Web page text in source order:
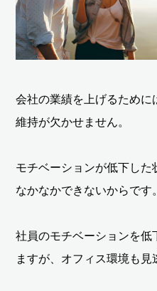
会社の業績を上げるため
維持が欠かせません。
モチベーションが低下し
なかなかできないからです。
社員のモチベーションを低
ますが、オフィス環境も見